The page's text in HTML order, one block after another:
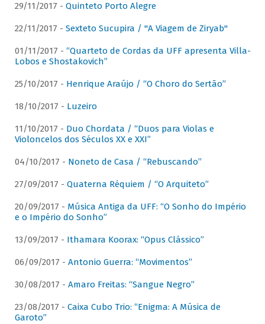
29/11/2017 - Quinteto Porto Alegre
22/11/2017 - Sexteto Sucupira / "A Viagem de Ziryab"
01/11/2017 - “Quarteto de Cordas da UFF apresenta Villa-
Lobos e Shostakovich”
25/10/2017 - Henrique Araújo / “O Choro do Sertão”
18/10/2017 - Luzeiro
11/10/2017 - Duo Chordata / “Duos para Violas e
Violoncelos dos Séculos XX e XXI”
04/10/2017 - Noneto de Casa / “Rebuscando”
27/09/2017 - Quaterna Réquiem / “O Arquiteto”
20/09/2017 - Música Antiga da UFF: “O Sonho do Império
e o Império do Sonho”
13/09/2017 - Ithamara Koorax: “Opus Clássico”
06/09/2017 - Antonio Guerra: “Movimentos”
30/08/2017 - Amaro Freitas: “Sangue Negro”
23/08/2017 - Caixa Cubo Trio: “Enigma: A Música de
Garoto”